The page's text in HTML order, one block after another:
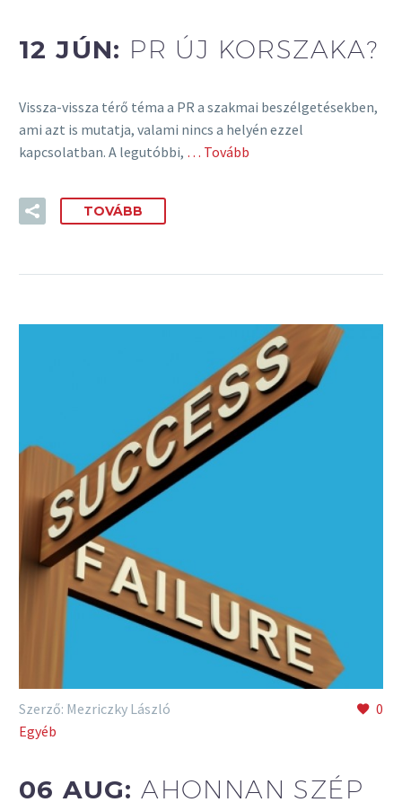
12 JÚN: PR ÚJ KORSZAKA?
Vissza-vissza térő téma a PR a szakmai beszélgetésekben,
ami azt is mutatja, valami nincs a helyén ezzel
kapcsolatban. A legutóbbi, … Tovább
TOVÁBB
0
Szerző: Mezriczky László
Egyéb
06 AUG:AHONNAN SZÉP